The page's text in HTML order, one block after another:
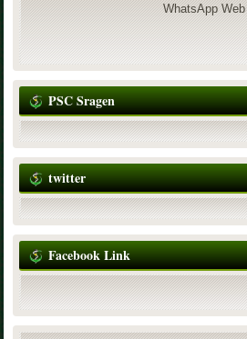
WhatsApp Web
PSC Sragen
twitter
Facebook Link